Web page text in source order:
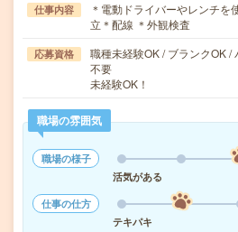
仕事内容
＊電動ドライバーやレンチを
立＊配線 ＊外観検査
応募資格
職種未経験OK / ブランクOK /
不要
未経験OK！
職場の雰囲気
職場の様子
活気がある
仕事の仕方
テキパキ